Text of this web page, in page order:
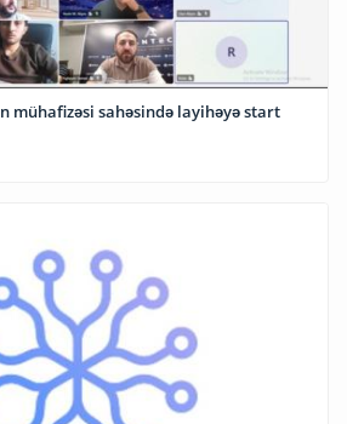
mühafizəsi sahəsində layihəyə start